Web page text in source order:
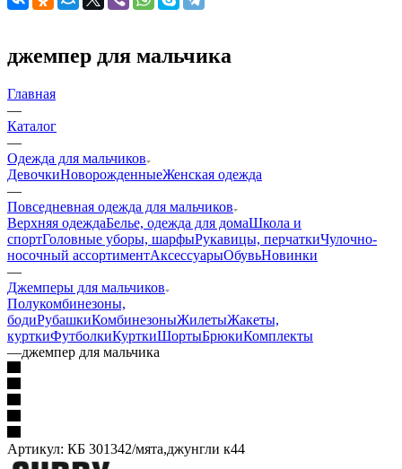
джемпер для мальчика
Главная
—
Каталог
—
Одежда для мальчиков
ДевочкиНоворожденныеЖенская одежда
—
Повседневная одежда для мальчиков
Верхняя одеждаБелье, одежда для домаШкола и
спортГоловные уборы, шарфыРукавицы, перчаткиЧулочно-
носочный ассортиментАксессуарыОбувьНовинки
—
Джемперы для мальчиков
Полукомбинезоны,
бодиРубашкиКомбинезоныЖилетыЖакеты,
курткиФутболкиКурткиШортыБрюкиКомплекты
—джемпер для мальчика
Артикул: КБ 301342/мята,джунгли к44